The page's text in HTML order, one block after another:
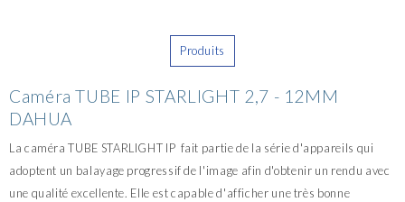
Produits
Caméra TUBE IP STARLIGHT 2,7 - 12MM
DAHUA
La caméra TUBE STARLIGHT IP fait partie de la série d'appareils qui
adoptent un balayage progressif de l'image afin d'obtenir un rendu avec
une qualité excellente. Elle est capable d'afficher une très bonne